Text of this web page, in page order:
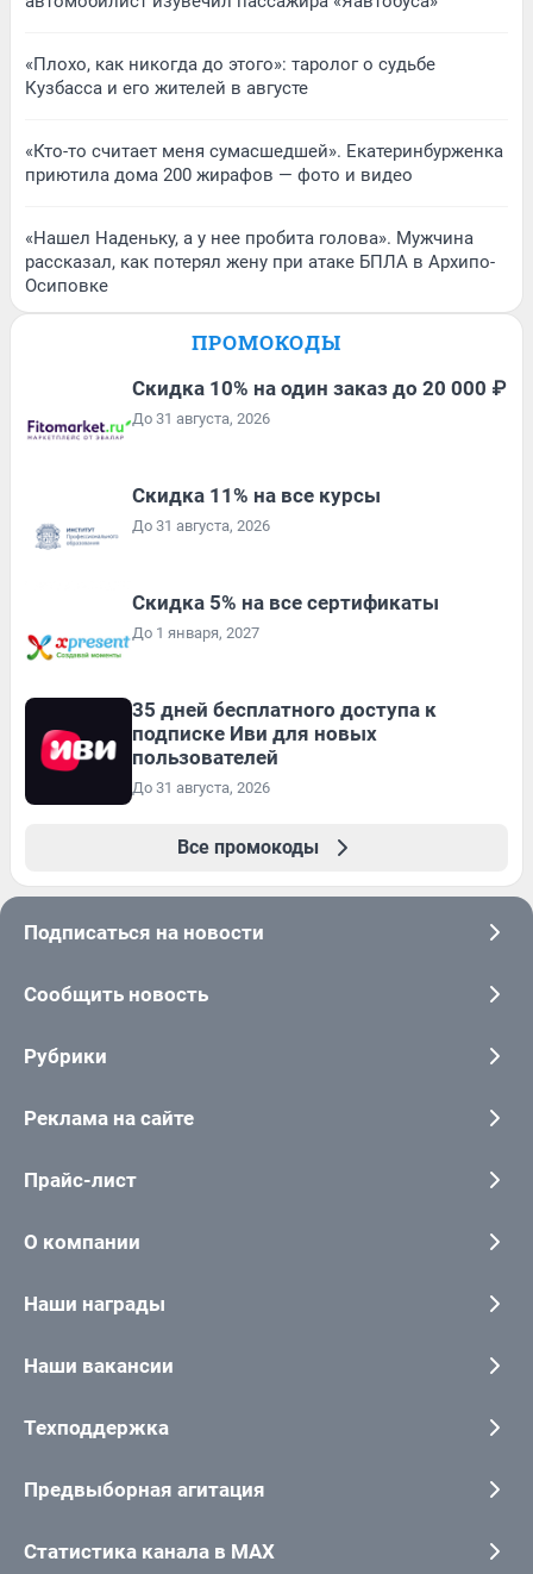
«Плохо, как никогда до этого»: таролог о судьбе
Кузбасса и его жителей в августе
«Кто-то считает меня сумасшедшей». Екатеринбурженка
приютила дома 200 жирафов — фото и видео
«Нашел Наденьку, а у нее пробита голова». Мужчина
рассказал, как потерял жену при атаке БПЛА в Архипо-
Осиповке
ПРОМОКОДЫ
Скидка 10% на один заказ до 20 000 ₽
До 31 августа, 2026
Скидка 11% на все курсы
До 31 августа, 2026
Скидка 5% на все сертификаты
До 1 января, 2027
35 дней бесплатного доступа к
подписке Иви для новых
пользователей
До 31 августа, 2026
Все промокоды
Подписаться на новости
Сообщить новость
Рубрики
Реклама на сайте
Прайс-лист
О компании
Наши награды
Наши вакансии
Техподдержка
Предвыборная агитация
Статистика канала в MAX